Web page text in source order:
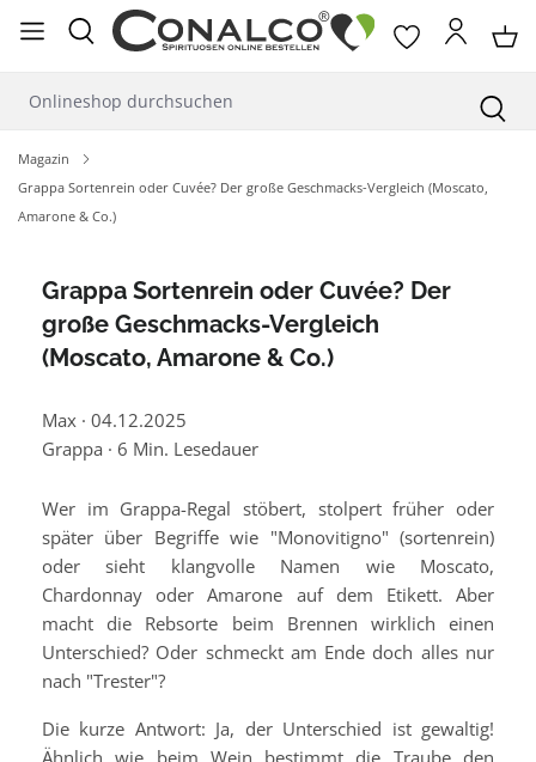
springen
Magazin
Grappa Sortenrein oder Cuvée? Der große Geschmacks-Vergleich (Moscato,
Amarone & Co.)
Grappa Sortenrein oder Cuvée? Der
große Geschmacks-Vergleich
(Moscato, Amarone & Co.)
Max · 04.12.2025
Grappa · 6 Min. Lesedauer
Wer im Grappa-Regal stöbert, stolpert früher oder
später über Begriffe wie "Monovitigno" (sortenrein)
oder sieht klangvolle Namen wie Moscato,
Chardonnay oder Amarone auf dem Etikett. Aber
macht die Rebsorte beim Brennen wirklich einen
Unterschied? Oder schmeckt am Ende doch alles nur
nach "Trester"?
Die kurze Antwort: Ja, der Unterschied ist gewaltig!
Ähnlich wie beim Wein bestimmt die Traube den